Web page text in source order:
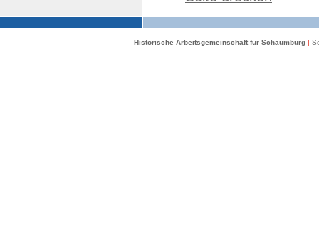
Historische Arbeitsgemeinschaft für Schaumburg |